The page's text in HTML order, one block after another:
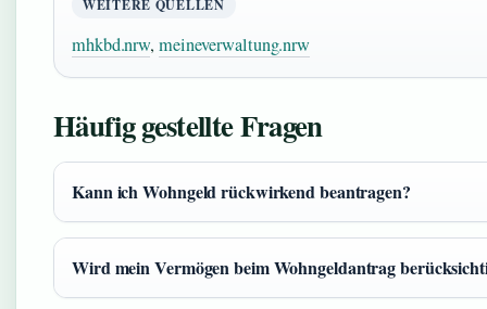
WEITERE QUELLEN
mhkbd.nrw, meineverwaltung.nrw
Häufig gestellte Fragen
Kann ich Wohngeld rückwirkend beantragen?
Wird mein Vermögen beim Wohngeldantrag